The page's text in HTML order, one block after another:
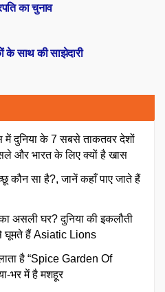
के साथ की साझेदारी
का चुनाव
दुनिया के 7 सबसे ताकतवर देशों
और भारत के लिए क्यों है खास
कौन सा है?, जानें कहाँ पाए जाते हैं
असली घर? दुनिया की इकलौती
घूमते हैं Asiatic Lions
है “Spice Garden Of
भर में है मशहूर